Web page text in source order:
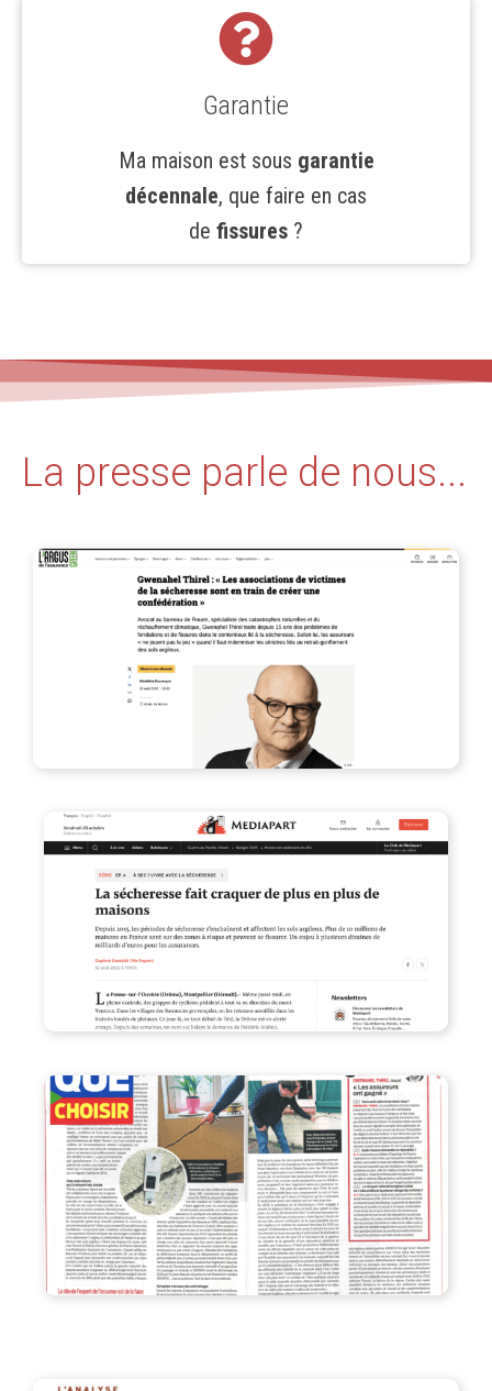
Garantie
Ma maison est sous garantie
décennale, que faire en cas
de fissures ?
La presse parle de nous...